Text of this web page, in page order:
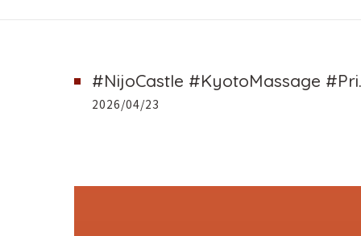
#NijoCastle #KyotoMassage
2026/04/23